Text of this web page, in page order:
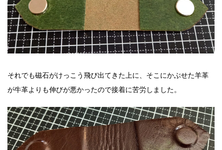
それでも磁石がけっこう飛び出てきた上に、そこにかぶせた羊革
が牛革よりも伸びが悪かったので接着に苦労しました。